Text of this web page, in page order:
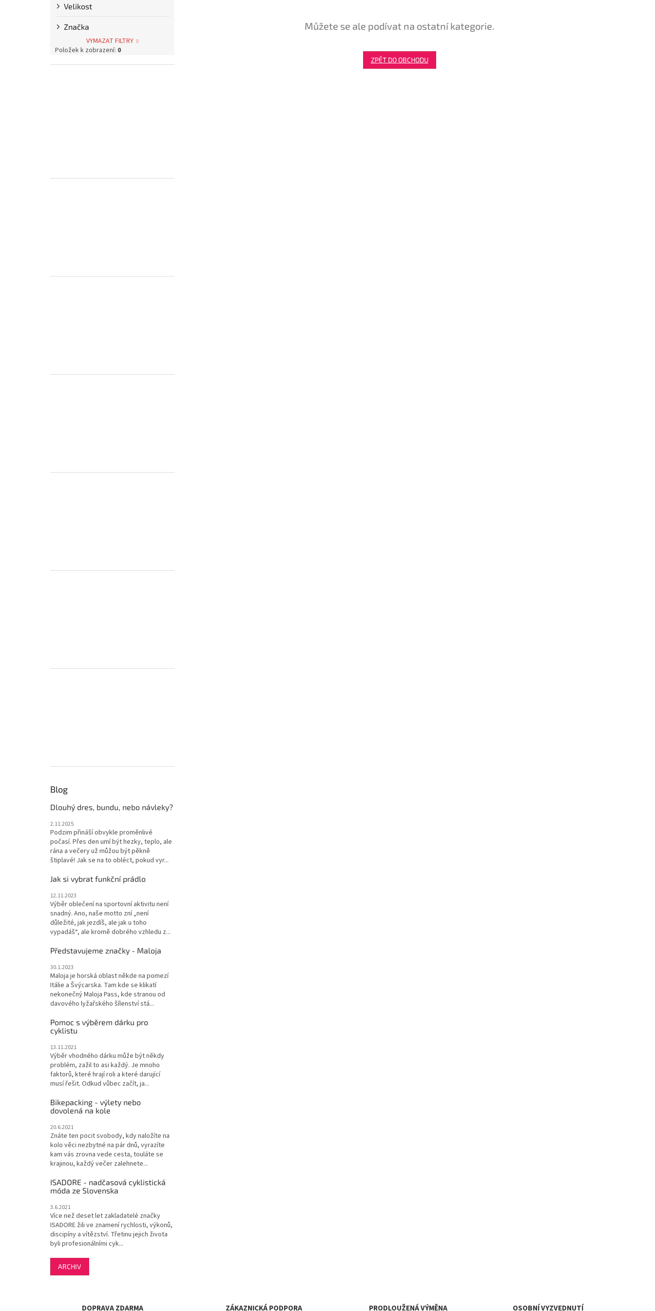
Velikost
Značka
VYMAZAT FILTRY
Položek k zobrazení: 0
Blog
Dlouhý dres, bundu, nebo návleky?
2.11.2025
Podzim přináší obvykle proměnlivé
počasí. Přes den umí být hezky, teplo, ale
rána a večery už můžou být pěkně
štiplavé! Jak se na to obléct, pokud vyr...
Jak si vybrat funkční prádlo
12.11.2023
Výběr oblečení na sportovní aktivitu není
snadný. Ano, naše motto zní „není
důležité, jak jezdíš, ale jak u toho
vypadáš“, ale kromě dobrého vzhledu z...
Představujeme značky - Maloja
30.1.2023
Maloja je horská oblast někde na pomezí
Itálie a Švýcarska. Tam kde se klikatí
nekonečný Maloja Pass, kde stranou od
davového lyžařského šílenství stá...
Pomoc s výběrem dárku pro
cyklistu
13.11.2021
Výběr vhodného dárku může být někdy
problém, zažil to asi každý. Je mnoho
faktorů, které hrají roli a které darující
musí řešit. Odkud vůbec začít, ja...
Bikepacking - výlety nebo
dovolená na kole
20.6.2021
Znáte ten pocit svobody, kdy naložíte na
kolo věci nezbytné na pár dnů, vyrazíte
kam vás zrovna vede cesta, touláte se
krajinou, každý večer zalehnete...
ISADORE - nadčasová cyklistická
móda ze Slovenska
3.6.2021
Více než deset let zakladatelé značky
ISADORE žili ve znamení rychlosti, výkonů,
discipíny a vítězství. Třetinu jejich života
byli profesionálními cyk...
ARCHIV
Můžete se ale podívat na ostatní kategorie.
ZPĚT DO OBCHODU
DOPRAVA ZDARMA ZÁKAZNICKÁ PODPORA PRODLOUŽENÁ VÝMĚNA OSOBNÍ VYZVEDNUTÍ